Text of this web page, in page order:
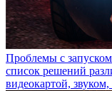
Проблемы с
список решений
видеокартой,